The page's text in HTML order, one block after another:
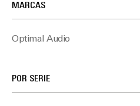
MARCAS
Optimal Audio
POR SERIE